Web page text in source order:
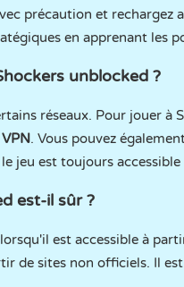
précaution et rechargez
en apprenant les
unblocked ?
réseaux. Pour jouer à
VPN. Vous pouvez
jeu est toujours
est-il sûr ?
est accessible à
de sites non officiels. Il